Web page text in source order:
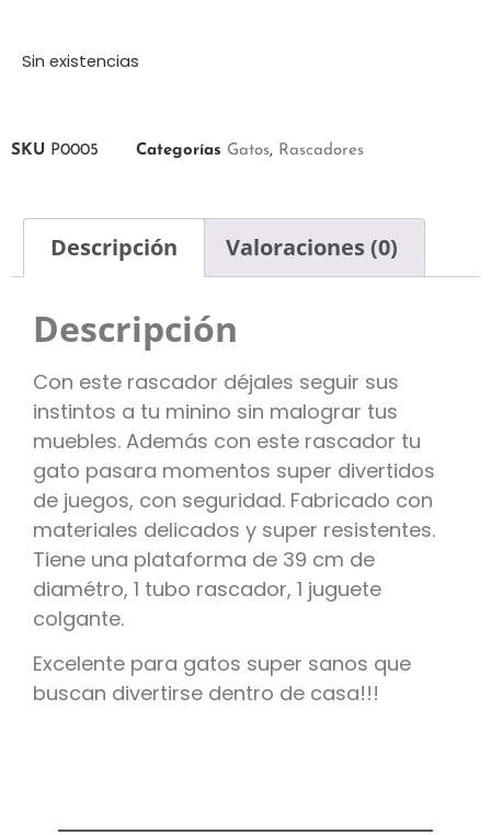
Sin existencias
SKU P0005 Categorías Gatos, Rascadores
Descripción Valoraciones (0)
Descripción
Con este rascador déjales seguir sus
instintos a tu minino sin malograr tus
muebles. Además con este rascador tu
gato pasara momentos super divertidos
de juegos, con seguridad. Fabricado con
materiales delicados y super resistentes.
Tiene una plataforma de 39 cm de
diamétro, 1 tubo rascador, 1 juguete
colgante.
Excelente para gatos super sanos que
buscan divertirse dentro de casa!!!